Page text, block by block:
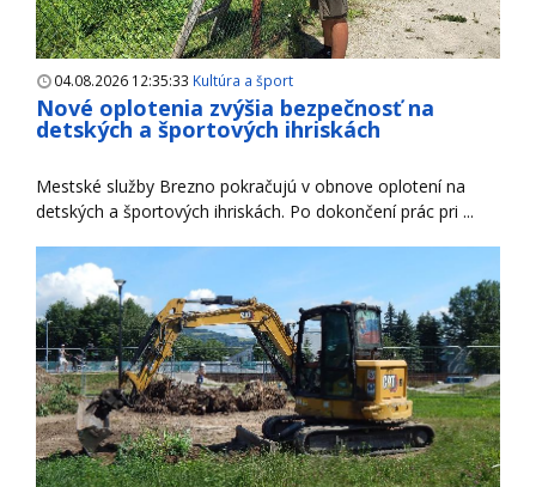
04.08.2026 12:35:33 Kultúra a šport
Nové oplotenia zvýšia bezpečnosť na
detských a športových ihriskách
Mestské služby Brezno pokračujú v obnove oplotení na
detských a športových ihriskách. Po dokončení prác pri ...